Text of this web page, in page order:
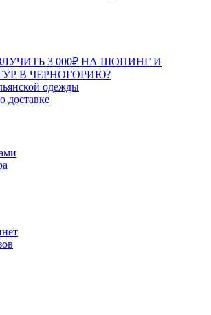
3 000₽ НА ШОПИНГ И
В ЧЕРНОГОРИЮ?
одежды
доставке